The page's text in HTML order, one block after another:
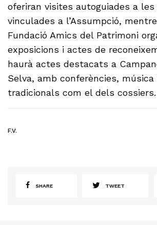
oferiran visites autoguiades a les
vinculades a l’Assumpció,
Fundació Amics del Patrimoni
exposicions i actes de
haurà actes destacats a
Selva, amb conferències,
tradicionals com el dels cossiers.
F.V.
SHARE TWEET